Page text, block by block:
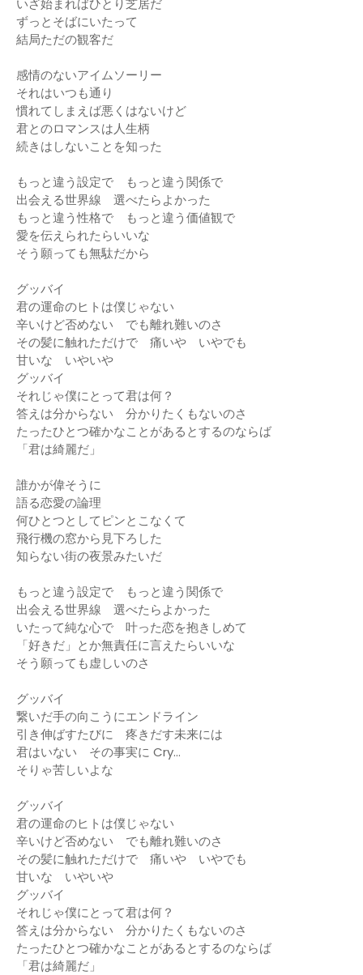
いざ始まればひとり芝居だ
ずっとそばにいたって
結局ただの観客だ
感情のないアイムソーリー
それはいつも通り
慣れてしまえば悪くはないけど
君とのロマンスは人生柄
続きはしないことを知った
もっと違う設定で もっと違う関係で
出会える世界線 選べたらよかった
もっと違う性格で もっと違う価値観で
愛を伝えられたらいいな
そう願っても無駄だから
グッバイ
君の運命のヒトは僕じゃない
辛いけど否めない でも離れ難いのさ
その髪に触れただけで 痛いや いやでも
甘いな いやいや
グッバイ
それじゃ僕にとって君は何？
答えは分からない 分かりたくもないのさ
たったひとつ確かなことがあるとするのならば
「君は綺麗だ」
誰かが偉そうに
語る恋愛の論理
何ひとつとしてピンとこなくて
飛行機の窓から見下ろした
知らない街の夜景みたいだ
もっと違う設定で もっと違う関係で
出会える世界線 選べたらよかった
いたって純な心で 叶った恋を抱きしめて
「好きだ」とか無責任に言えたらいいな
そう願っても虚しいのさ
グッバイ
繋いだ手の向こうにエンドライン
引き伸ばすたびに 疼きだす未来には
君はいない その事実に Cry...
そりゃ苦しいよな
グッバイ
君の運命のヒトは僕じゃない
辛いけど否めない でも離れ難いのさ
その髪に触れただけで 痛いや いやでも
甘いな いやいや
グッバイ
それじゃ僕にとって君は何？
答えは分からない 分かりたくもないのさ
たったひとつ確かなことがあるとするのならば
「君は綺麗だ」